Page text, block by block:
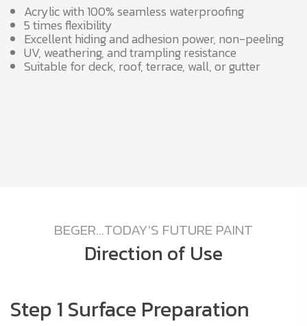
Acrylic with 100% seamless waterproofing
5 times flexibility
Excellent hiding and adhesion power, non-peeling
UV, weathering, and trampling resistance
Suitable for deck, roof, terrace, wall, or gutter
BEGER...TODAY'S FUTURE PAINT
Direction of Use
Step 1 Surface Preparation